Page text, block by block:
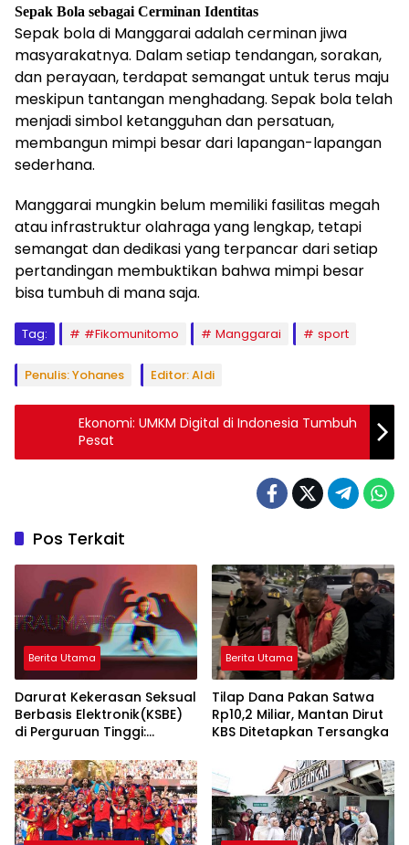
Sepak Bola sebagai Cerminan Identitas
Sepak bola di Manggarai adalah cerminan jiwa
masyarakatnya. Dalam setiap tendangan, sorakan,
dan perayaan, terdapat semangat untuk terus maju
meskipun tantangan menghadang. Sepak bola telah
menjadi simbol ketangguhan dan persatuan,
membangun mimpi besar dari lapangan-lapangan
sederhana.
Manggarai mungkin belum memiliki fasilitas megah
atau infrastruktur olahraga yang lengkap, tetapi
semangat dan dedikasi yang terpancar dari setiap
pertandingan membuktikan bahwa mimpi besar
bisa tumbuh di mana saja.
Tag: #Fikomunitomo Manggarai sport
Penulis: Yohanes Editor: Aldi
Ekonomi: UMKM Digital di Indonesia Tumbuh
Pesat
Pos Terkait
Berita Utama
Darurat Kekerasan Seksual
Berbasis Elektronik(KSBE)
di Perguruan Tinggi:
Kepercayaan Institusional.
Berita Utama
Tilap Dana Pakan Satwa
Rp10,2 Miliar, Mantan Dirut
KBS Ditetapkan Tersangka